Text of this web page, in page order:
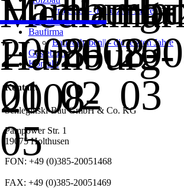
Projekte|| - die letzten Jahre
Malerfirma
Baufirma
Bauvorhaben|| - die letzten Jahre
Gästebuch
Kontakt
Kontakt
Schleginski-Bau GmbH & Co. KG
Pampower Str. 1
19075 Holthusen
FON: +49 (0)385-20051468
FAX: +49 (0)385-20051469